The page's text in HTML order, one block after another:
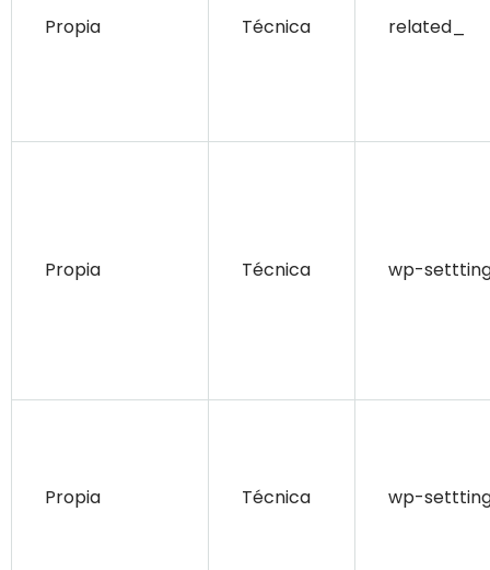
Propia Técnica related_
Propia Técnica wp-
Propia Técnica wp-